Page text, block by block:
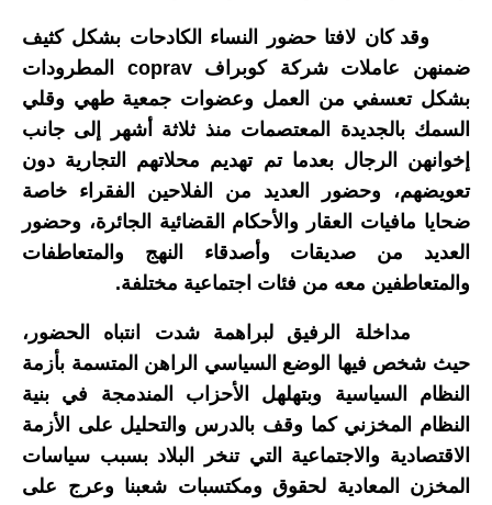
وقد كان لافتا حضور النساء الكادحات بشكل كثيف
ضمنهن عاملات شركة كوبراف coprav المطرودات
بشكل تعسفي من العمل وعضوات جمعية طهي وقلي
السمك بالجديدة المعتصمات منذ ثلاثة أشهر إلى جانب
إخوانهن الرجال بعدما تم تهديم محلاتهم التجارية دون
تعويضهم، وحضور العديد من الفلاحين الفقراء خاصة
ضحايا مافيات العقار والأحكام القضائية الجائرة، وحضور
العديد من صديقات وأصدقاء النهج والمتعاطفات
والمتعاطفين معه من فئات اجتماعية مختلفة.
مداخلة الرفيق لبراهمة شدت انتباه الحضور،
حيث شخص فيها الوضع السياسي الراهن المتسمة بأزمة
النظام السياسية وبتهلهل الأحزاب المندمجة في بنية
النظام المخزني كما وقف بالدرس والتحليل على الأزمة
الاقتصادية والاجتماعية التي تنخر البلاد بسبب سياسات
المخزن المعادية لحقوق ومكتسبات شعبنا وعرج على